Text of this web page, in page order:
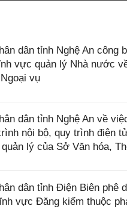
dân tỉnh Nghệ An công
vực quản lý Nhà nước
vụ
dân tỉnh Nghệ An về
nội bộ, quy trình điện
lý của Sở Văn hóa,
dân tỉnh Điện Biên phê
vực Đăng kiểm thuộc